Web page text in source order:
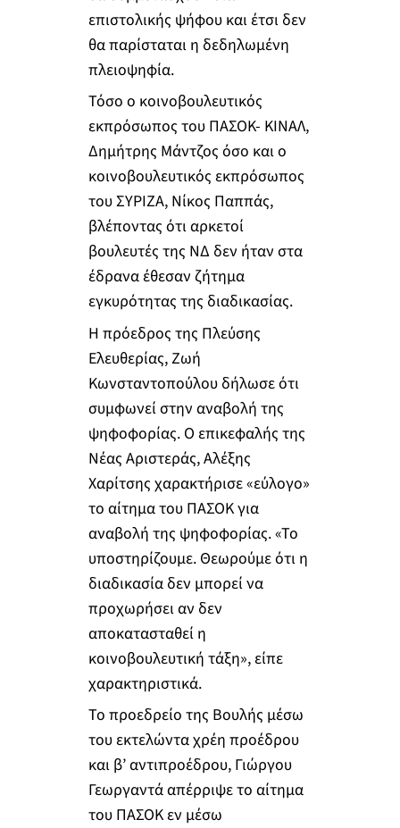
επιστολικής ψήφου και έτσι δεν
θα παρίσταται η δεδηλωμένη
πλειοψηφία.
Τόσο ο κοινοβουλευτικός
εκπρόσωπος του ΠΑΣΟΚ- ΚΙΝΑΛ,
Δημήτρης Μάντζος όσο και ο
κοινοβουλευτικός εκπρόσωπος
του ΣΥΡΙΖΑ, Νίκος Παππάς,
βλέποντας ότι αρκετοί
βουλευτές της ΝΔ δεν ήταν στα
έδρανα έθεσαν ζήτημα
εγκυρότητας της διαδικασίας.
Η πρόεδρος της Πλεύσης
Ελευθερίας, Ζωή
Κωνσταντοπούλου δήλωσε ότι
συμφωνεί στην αναβολή της
ψηφοφορίας. Ο επικεφαλής της
Νέας Αριστεράς, Αλέξης
Χαρίτσης χαρακτήρισε «εύλογο»
το αίτημα του ΠΑΣΟΚ για
αναβολή της ψηφοφορίας. «Το
υποστηρίζουμε. Θεωρούμε ότι η
διαδικασία δεν μπορεί να
προχωρήσει αν δεν
αποκατασταθεί η
κοινοβουλευτική τάξη», είπε
χαρακτηριστικά.
Το προεδρείο της Βουλής μέσω
του εκτελώντα χρέη προέδρου
και β’ αντιπροέδρου, Γιώργου
Γεωργαντά απέρριψε το αίτημα
του ΠΑΣΟΚ εν μέσω